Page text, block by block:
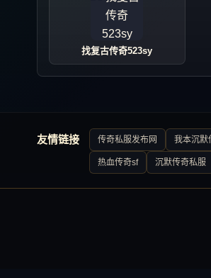
找复古传奇523sy
友情链接 传奇私服发布网 我本沉默
热血传奇sf 沉默传奇私服